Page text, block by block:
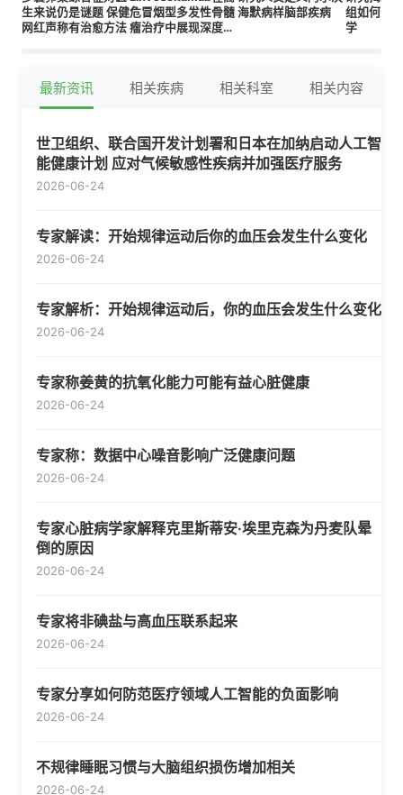
生来说仍是谜题 保健
网红声称有治愈方法
危冒烟型多发性骨髓
瘤治疗中展现深度缓
海默病样脑部疾病
组如何影
学
最新资讯 相关疾病 相关科室 相关内容
世卫组织、联合国开发计划署和日本在加纳启动人工智
能健康计划 应对气候敏感性疾病并加强医疗服务
2026-06-24
专家解读：开始规律运动后你的血压会发生什么变化
2026-06-24
专家解析：开始规律运动后，你的血压会发生什么变化
2026-06-24
专家称姜黄的抗氧化能力可能有益心脏健康
2026-06-24
专家称：数据中心噪音影响广泛健康问题
2026-06-24
专家心脏病学家解释克里斯蒂安·埃里克森为丹麦队晕
倒的原因
2026-06-24
专家将非碘盐与高血压联系起来
2026-06-24
专家分享如何防范医疗领域人工智能的负面影响
2026-06-24
不规律睡眠习惯与大脑组织损伤增加相关
2026-06-24